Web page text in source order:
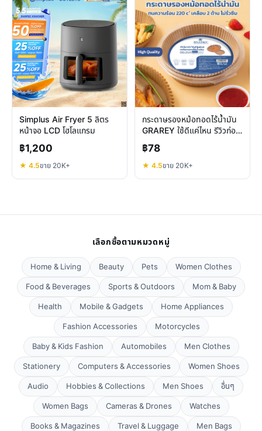
Simplus Air Fryer 5 ลิตร
หน้าจอ LCD โฮโลแกรม
฿1,200
★ 4.5ขาย 20K+
กระดาษรองหม้อทอดไร้น้ำมัน
GRAREY ใช้ดีแค่ไหน รีวิวก่อน
ตัดสินใจ
฿78
★ 4.5ขาย 20K+
เลือกซื้อตามหมวดหมู่
Home & Living Beauty Pets
Women Clothes
Food & Beverages
Sports & Outdoors
Mom & Baby
Health
Mobile & Gadgets
Home Appliances
Fashion Accessories
Motorcycles
Baby & Kids Fashion
Automobiles
Men Clothes
Stationery
Computers & Accessories
Women Shoes
Audio
Hobbies & Collections Men Shoes
อื่นๆ
Women Bags
Cameras & Drones
Watches
Books & Magazines
Travel & Luggage Men Bags